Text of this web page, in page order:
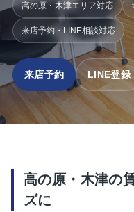
高の原・木津エリア対応
来店予約・LINE相談対応
来店予約 LINE登録
高の原・木津の
ズに